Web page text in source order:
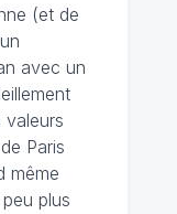
(et de
avec un
valeurs
Paris
même
plus